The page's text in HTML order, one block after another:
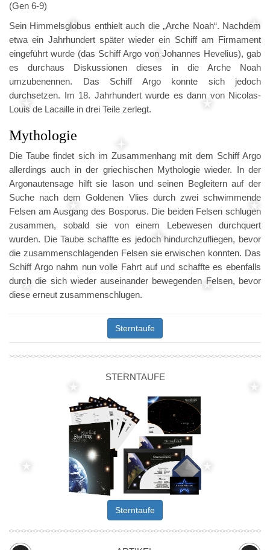
(Gen 6-9)
Sein Himmelsglobus enthielt auch die „Arche Noah“. Nachdem
etwa ein Jahrhundert später wieder ein Schiff am Firmament
eingeführt wurde (das Schiff Argo von Johannes Hevelius), gab
es durchaus Diskussionen dieses in die Arche Noah
umzubenennen. Das Schiff Argo konnte sich jedoch
durchsetzen. Im 18. Jahrhundert wurde es dann von Nicolas-
Louis de Lacaille in drei Teile zerlegt.
Mythologie
Die Taube findet sich im Zusammenhang mit dem Schiff Argo
allerdings auch in der griechischen Mythologie wieder. In der
Argonautensage hilft sie Iason und seinen Begleitern auf der
Suche nach dem Goldenen Vlies durch zwei schwimmende
Felsen am Ausgang des Bosporus. Die beiden Felsen schlugen
zusammen, sobald sie von einem Lebewesen durchquert
wurden. Die Taube schaffte es jedoch hindurchzufliegen, bevor
die zusammenschlagenden Felsen sie erwischen konnten. Das
Schiff Argo nahm nun volle Fahrt auf und schaffte es ebenfalls
durch die sich wieder auseinander bewegenden Felsen, bevor
diese erneut zusammenschlugen.
Sterntaufe
STERNTAUFE
Sterntaufe